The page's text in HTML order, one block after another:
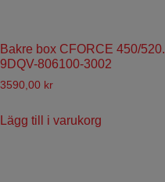
Bakre box CFORCE 450/520.
9DQV-806100-3002
3590,00 kr
Lägg till i varukorg